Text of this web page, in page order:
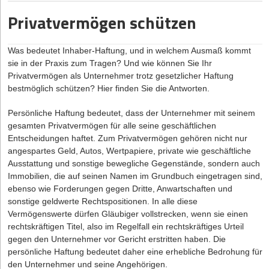
Unternehmen eine immer größere Rolle, was harmonisierte
Verträge und gegenseitiges Vertrauen voraussetzt.
Wer frühzeitig in die Qualität der eigenen Rechtsgrundlagen
investiert, schafft damit die Basis für Stabilität und langfristige
Chancen. Bei sorgfältiger Planung bleiben Start-ups flexibel,
können Innovationen zügig vorantreiben und sind zugleich
wandelnden Wirtschaftsumfelds.
Loschelder Rechtsanwälte
müssen mindestens ununterbrochen 11 Stunden liegen (mit
Ausnahmen in einzelnen Branchen und bei Bereitschaft).
Für Sonn- und Feiertage gilt ein Beschäftigungsverbot,
ebenfalls mit branchenspezifischen Ausnahmen.
Für Gründer ist es ratsam, sich mit dem Wachsen der Firma
denn es können spürbare Strafen drohen. Die gesetzliche
Grundlage kann man zunächst im Arbeitszeitgesetz nachlesen.
Vorsicht jedoch vor der eigenständigen Auslegung, das kann nach
hinten losgehen. Die bessere Wahl, um sich einen Überblick zu
verschaffen, sind
zuverlässige Internetquellen aus Fachkreisen
Wer einen konkreten Fall klären will oder generell Lösungen für
sein Unternehmen schaffen möchte, wendet sich am besten an
einen Fachanwalt für Arbeitsrecht.
Die typischen Fallstricke
Für Jungunternehmer ist es nicht immer leicht, im Dickicht der
Vorschriften den passenden Weg zu finden und angesichts der
hohen eigenen Motivation für die Firma alle gesetzlichen
Privatvermögen schützen
Was bedeutet Inhaber-Haftung, und in welchem Ausmaß kommt
sie in der Praxis zum Tragen? Und wie können Sie Ihr
Privatvermögen als Unternehmer trotz gesetzlicher Haftung
bestmöglich schützen? Hier finden Sie die Antworten.
Persönliche Haftung bedeutet, dass der Unternehmer mit seinem
gesamten Privatvermögen für alle seine geschäftlichen
Entscheidungen haftet. Zum Privatvermögen gehören nicht nur
angespartes Geld, Autos, Wertpapiere, private wie geschäftliche
Ausstattung und sonstige bewegliche Gegenstände, sondern auch
Immobilien, die auf seinen Namen im Grundbuch eingetragen sind,
ebenso wie Forderungen gegen Dritte, Anwartschaften und
sonstige geldwerte Rechtspositionen. In alle diese
Vermögenswerte dürfen Gläubiger vollstrecken, wenn sie einen
rechtskräftigen Titel, also im Regelfall ein rechtskräftiges Urteil
gegen den Unternehmer vor Gericht erstritten haben. Die
persönliche Haftung bedeutet daher eine erhebliche Bedrohung für
den Unternehmer und seine Angehörigen.